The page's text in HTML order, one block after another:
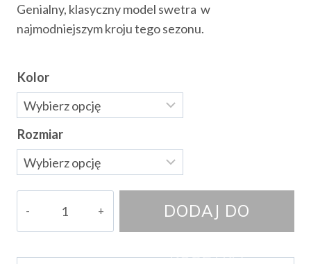
wynosiła:wynosi:
Genialny, klasyczny model swetra w
najmodniejszym kroju tego sezonu.
Kolor
Rozmiar
DODAJ DO
KOSZYKA